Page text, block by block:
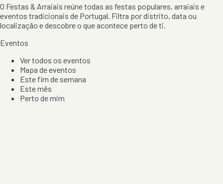
O Festas & Arraiais reúne todas as festas populares, arraiais e
eventos tradicionais de Portugal. Filtra por distrito, data ou
localização e descobre o que acontece perto de ti.
Eventos
Ver todos os eventos
Mapa de eventos
Este fim de semana
Este mês
Perto de mim